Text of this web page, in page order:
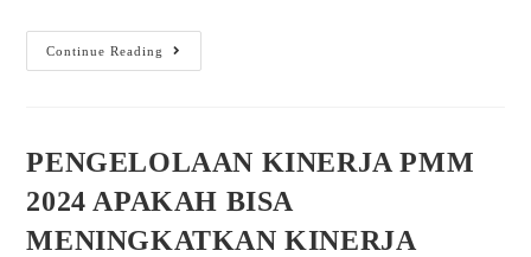
Continue Reading
PENGELOLAAN KINERJA PMM
2024 APAKAH BISA
MENINGKATKAN KINERJA